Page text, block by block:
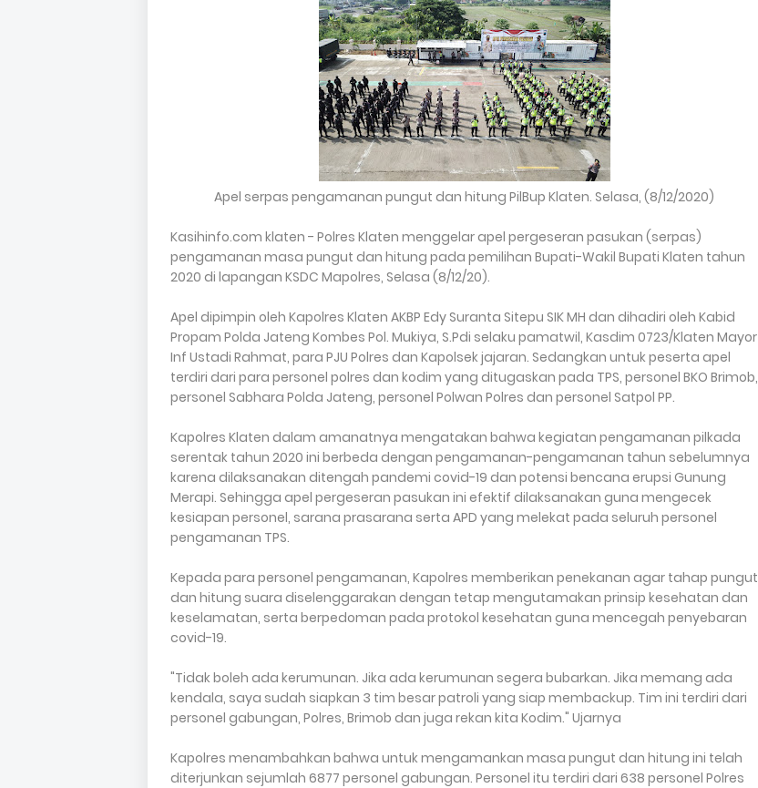
Apel serpas pengamanan pungut dan hitung PilBup Klaten. Selasa, (8/12/2020)
Kasihinfo.com klaten - Polres Klaten menggelar apel pergeseran pasukan (serpas)
pengamanan masa pungut dan hitung pada pemilihan Bupati-Wakil Bupati Klaten tahun
2020 di lapangan KSDC Mapolres, Selasa (8/12/20).
Apel dipimpin oleh Kapolres Klaten AKBP Edy Suranta Sitepu SIK MH dan dihadiri oleh Kabid
Propam Polda Jateng Kombes Pol. Mukiya, S.Pdi selaku pamatwil, Kasdim 0723/Klaten Mayor
Inf Ustadi Rahmat, para PJU Polres dan Kapolsek jajaran. Sedangkan untuk peserta apel
terdiri dari para personel polres dan kodim yang ditugaskan pada TPS, personel BKO Brimob,
personel Sabhara Polda Jateng, personel Polwan Polres dan personel Satpol PP.
Kapolres Klaten dalam amanatnya mengatakan bahwa kegiatan pengamanan pilkada
serentak tahun 2020 ini berbeda dengan pengamanan-pengamanan tahun sebelumnya
karena dilaksanakan ditengah pandemi covid-19 dan potensi bencana erupsi Gunung
Merapi. Sehingga apel pergeseran pasukan ini efektif dilaksanakan guna mengecek
kesiapan personel, sarana prasarana serta APD yang melekat pada seluruh personel
pengamanan TPS.
Kepada para personel pengamanan, Kapolres memberikan penekanan agar tahap pungut
dan hitung suara diselenggarakan dengan tetap mengutamakan prinsip kesehatan dan
keselamatan, serta berpedoman pada protokol kesehatan guna mencegah penyebaran
covid-19.
"Tidak boleh ada kerumunan. Jika ada kerumunan segera bubarkan. Jika memang ada
kendala, saya sudah siapkan 3 tim besar patroli yang siap membackup. Tim ini terdiri dari
personel gabungan, Polres, Brimob dan juga rekan kita Kodim." Ujarnya
Kapolres menambahkan bahwa untuk mengamankan masa pungut dan hitung ini telah
diterjunkan sejumlah 6877 personel gabungan. Personel itu terdiri dari 638 personel Polres